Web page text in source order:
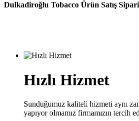
Dulkadiroğlu Tobacco Ürün Satış
Hızlı Hizmet
Sunduğumuz kaliteli hizmeti aynı
yapıyor olmamız firmamızın tercih